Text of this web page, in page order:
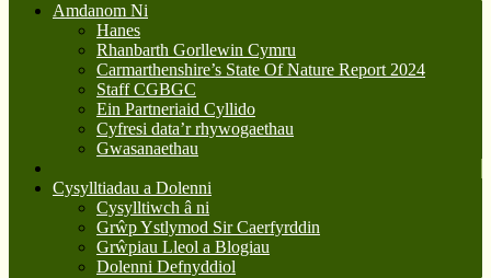
Amdanom Ni
Hanes
Rhanbarth Gorllewin Cymru
Carmarthenshire’s State Of Nature Report 2024
Staff CGBGC
Ein Partneriaid Cyllido
Cyfresi data’r rhywogaethau
Gwasanaethau
Cysylltiadau a Dolenni
Cysylltiwch â ni
Grŵp Ystlymod Sir Caerfyrddin
Grŵpiau Lleol a Blogiau
Dolenni Defnyddiol